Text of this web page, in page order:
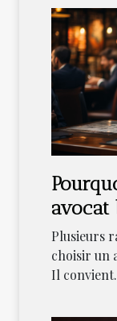
avocat
Plusieurs
choisir un
Il